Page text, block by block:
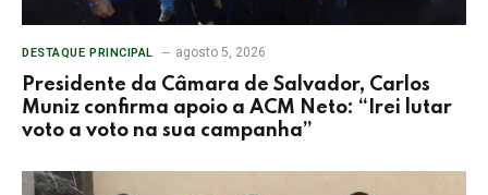
DESTAQUE PRINCIPAL agosto 5, 2026
Presidente da Câmara de Salvador, Carlos
Muniz confirma apoio a ACM Neto: “Irei lutar
voto a voto na sua campanha”